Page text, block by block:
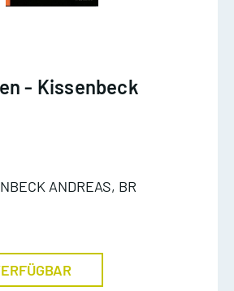
- Kissenbeck
ANDREAS, BR